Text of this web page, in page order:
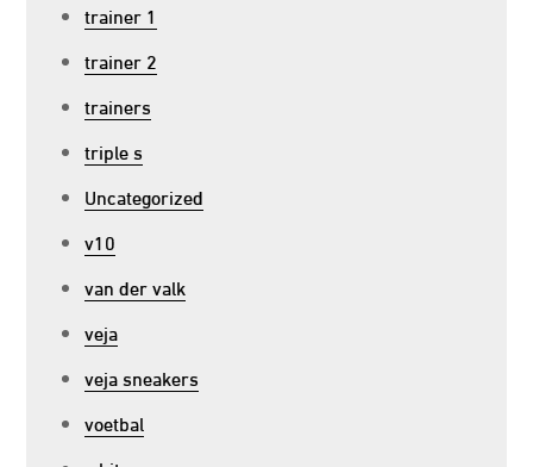
trainer 1
trainer 2
trainers
triple s
Uncategorized
v10
van der valk
veja
veja sneakers
voetbal